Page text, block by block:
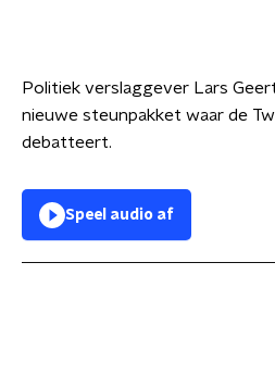
Politiek verslaggever Lars
nieuwe steunpakket waar de
debatteert.
Speel audio af